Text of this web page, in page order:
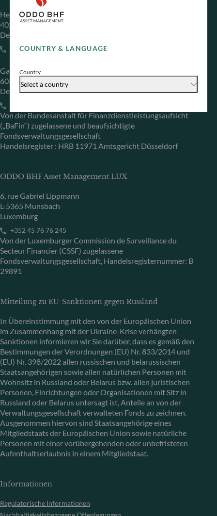
COUNTRY & LANGUAGE
Country
Select a country
Herzogstraße 15
40217 Düsseldorf
Deutschland
+49 (0) 211 239 24 01
Gallusanlage 8
60329 Frankfurt am Main
Deutschland
Von der Bundesanstalt für Finanzdienstleistungsaufsicht
(„BaFin“) zugelassene und beaufsichtigte
Fondsverwaltungsgesellschaft
Handelsregister : HRB 11971 Amtsgericht Düsseldorf
ODDO BHF Asset Management LUX
6, rue Gabriel Lippmann
L-5365 Munsbach
Luxemburg
+352 45 76 76 245
Von der Luxemburger Commission de Surveillance du
Secteur Financier (CSSF) zugelassene
Fondsverwaltungsgesellschaft, Handelsregisternummer: B
29891
Mitteilung zu EU-Sanktionen gegen Russland
In Übereinstimmung mit den von der Europäischen Union
im Zusammenhang mit der Ukraine-Krise verhängten
Sanktionen informieren wir Sie darüber, dass es gemäß den
Bestimmungen der Verordnungen (EU) Nr. 833/2014 und
(EU) Nr. 398/2022 allen russischen und belarussischen
Staatsangehörigen sowie allen natürlichen Personen mit
Wohnsitz in Russland oder Belarus bzw. allen juristischen
Personen, Einrichtungen oder Organisationen mit Sitz in
Russland oder Belarus untersagt ist, Anteile an von der
Verwaltungsgesellschaft verwalteten Fonds zu zeichnen.
Ausgenommen hiervon sind Staatsangehörige eines
Mitgliedstaats der Europäischen Union sowie natürliche
Personen mit einer vorübergehenden oder unbefristeten
Aufenthaltserlaubnis in einem Mitgliedstaat.
Informationen
Regulatorische Informationen